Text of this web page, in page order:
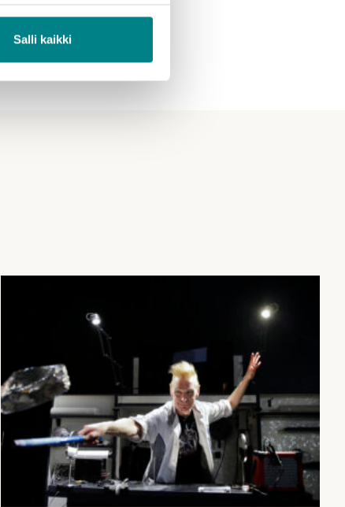
Salli kaikki